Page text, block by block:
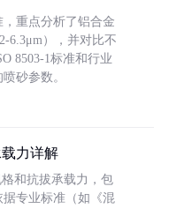
重点分析了铝合金
6.3μm），并对比不
8503-1标准和行业
砂参数。
力详解
和抗拔承载力，包
专业标准（如《混